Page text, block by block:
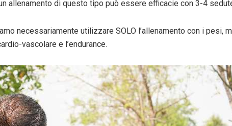
allenamento di questo tipo può essere efficacie con 3-4
necessariamente utilizzare SOLO l’allenamento con i pesi,
vascolare e l’endurance.